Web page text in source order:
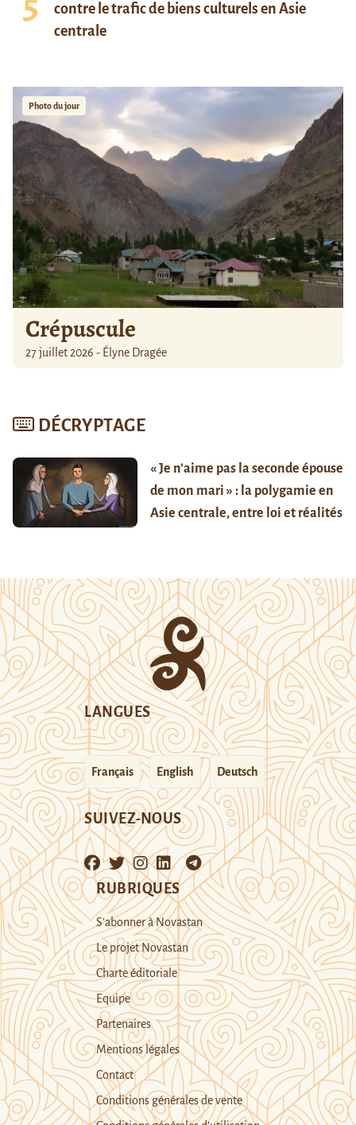
contre le trafic de biens culturels en Asie
centrale
Photo du jour
Crépuscule
27 juillet 2026 - Élyne Dragée
DÉCRYPTAGE
« Je n’aime pas la seconde épouse
de mon mari » : la polygamie en
Asie centrale, entre loi et réalités
LANGUES
Français English Deutsch
SUIVEZ-NOUS
RUBRIQUES
S’abonner à Novastan
Le projet Novastan
Charte éditoriale
Equipe
Partenaires
Mentions légales
Contact
Conditions générales de vente